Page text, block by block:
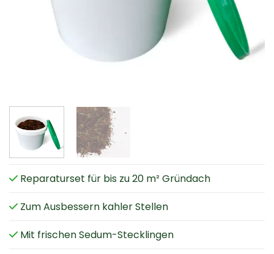
Reparaturset für bis zu 20 m² Gründach
Zum Ausbessern kahler Stellen
Mit frischen Sedum-Stecklingen